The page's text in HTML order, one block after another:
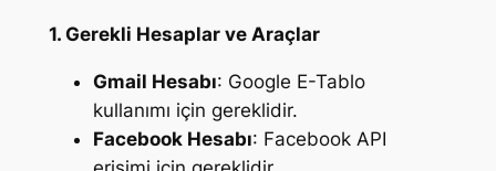
1. Gerekli Hesaplar ve Araçlar
Gmail Hesabı: Google E-Tablo
kullanımı için gereklidir.
Facebook Hesabı: Facebook API